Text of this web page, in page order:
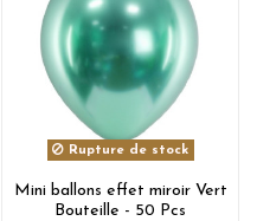
Rupture de stock
Mini ballons effet miroir Vert
Bouteille - 50 Pcs